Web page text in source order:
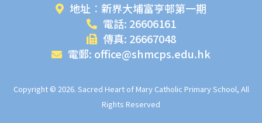
地址︰新界大埔富亨邨第一期
電話: 26606161
傳真: 26667048
電郵: office@shmcps.edu.hk
Copyright © 2026. Sacred Heart of Mary Catholic Primary School, All
Rights Reserved